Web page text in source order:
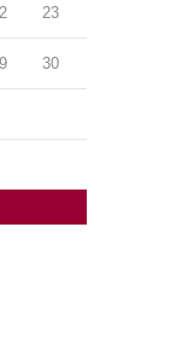
23
30